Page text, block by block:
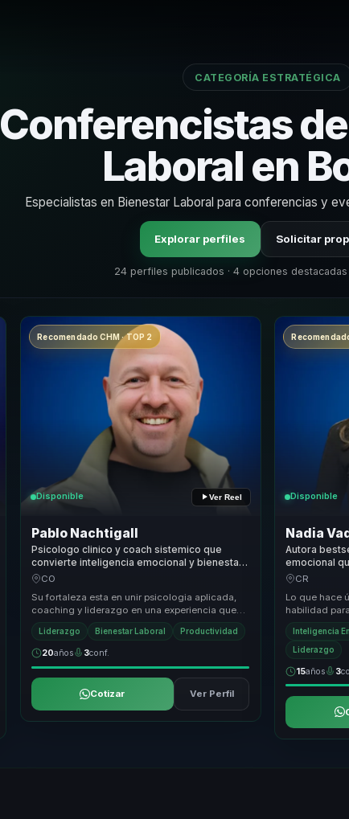
CATEGORÍA ESTRATÉGICA
Conferencistas
Laboral en
Especialistas en Bienestar Laboral para conferencias y
Explorar perfiles Solicitar
24 perfiles publicados · 4 opciones destacadas
Recomendado CHM · TOP 2
Disponible Ver Reel
Pablo Nachtigall
Psicologo clinico y coach sistemico que
convierte inteligencia emocional y bienestar
organizacional en mejor clima y desempeno
CO
Su fortaleza esta en unir psicologia aplicada,
coaching y liderazgo en una experiencia que
no solo sensibiliza, sino que ordena
conversac...
Liderazgo Bienestar Laboral Productividad
20años 3conf.
Cotizar Ver Perfil
Disponible
Nadia
Autora
emocional
bienestar y
CR
Lo que hace
habilidad
en
práctico y
Inteligencia
Liderazgo
15años 3